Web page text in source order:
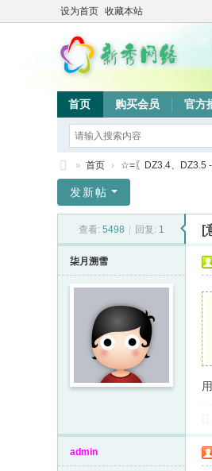
设为首页 收藏本站
首页 购买会员 官方
秀
» 首页 › ☆=〖DZ3.4、DZ3.5
发新帖
查看: 5498 回复: 1 [
柒月溯雪
admin